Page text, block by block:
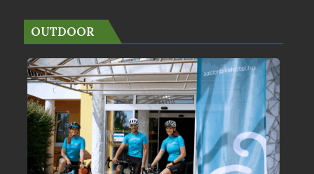
OUTDOOR